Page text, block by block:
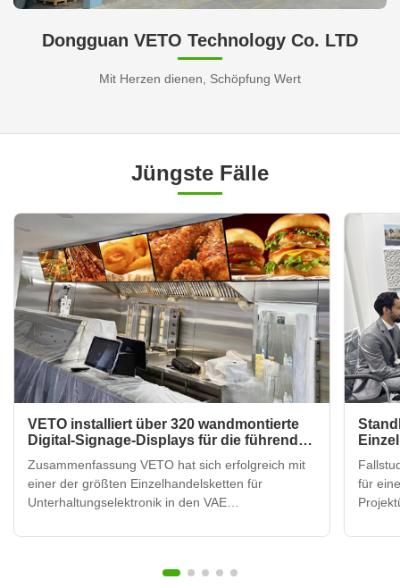
Dongguan VETO Technology Co. LTD
Mit Herzen dienen, Schöpfung Wert
Jüngste Fälle
VETO installiert über 320 wandmontierte
Digital-Signage-Displays für die führende
Zusammenfassung VETO hat sich erfolgreich mit
einer der größten Einzelhandelsketten für
Unterhaltungselektronik in den VAE
über 120 Einzelhandelsstandorten zu
320 an der Wand befestigten Digital Signage-
für